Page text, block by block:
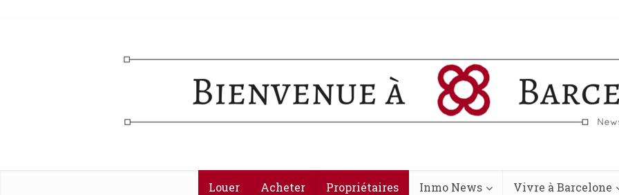
Louer Acheter Propriétaires Inmo News Vivre à Barcelone